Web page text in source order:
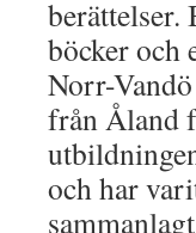
böcker och
Norr-
från Åland
och har